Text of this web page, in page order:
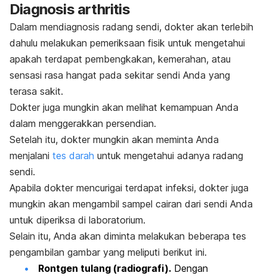
Diagnosis arthritis
Dalam mendiagnosis radang sendi, dokter akan terlebih
dahulu melakukan pemeriksaan fisik untuk mengetahui
apakah terdapat pembengkakan, kemerahan, atau
sensasi rasa hangat pada sekitar sendi Anda yang
terasa sakit.
Dokter juga mungkin akan melihat kemampuan Anda
dalam menggerakkan persendian.
Setelah itu, dokter mungkin akan meminta Anda
menjalani tes darah untuk mengetahui adanya radang
sendi.
Apabila dokter mencurigai terdapat infeksi, dokter juga
mungkin akan mengambil sampel cairan dari sendi Anda
untuk diperiksa di laboratorium.
Selain itu, Anda akan diminta melakukan beberapa tes
pengambilan gambar yang meliputi berikut ini.
Rontgen tulang (radiografi). Dengan